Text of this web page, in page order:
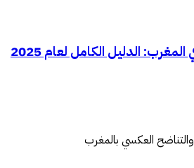
الدليل الكامل لعام 2025
والتناضح العكسي بالمغرب